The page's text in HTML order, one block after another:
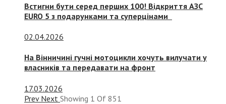
Встигни бути серед перших 100! Відкриття АЗС
EURO 5 з подарунками та суперцінами
02.04.2026
На Вінничині гучні мотоцикли хочуть вилучати у
власників та передавати на фронт
17.03.2026
Prev Next Showing 1 Of 851